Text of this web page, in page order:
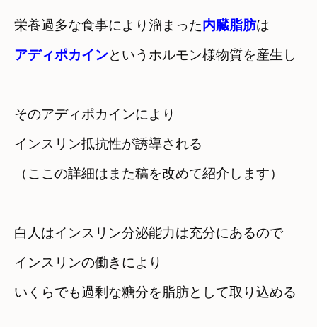
栄養過多な食事により溜まった内臓脂肪は
アディポカイン
そのアディポカインにより
インスリン抵抗性が誘導される
（ここの詳細はまた稿を改めて紹介します）
白人はインスリン分泌能力は充分にあるので
インスリンの働きにより